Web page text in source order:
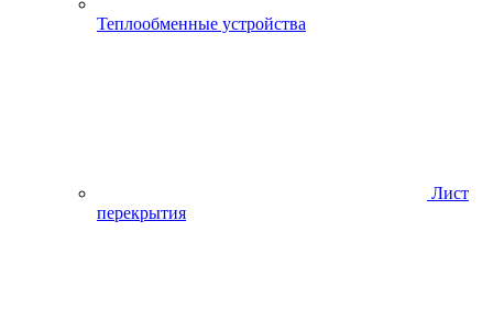
Теплообменные устройства
Лист
перекрытия